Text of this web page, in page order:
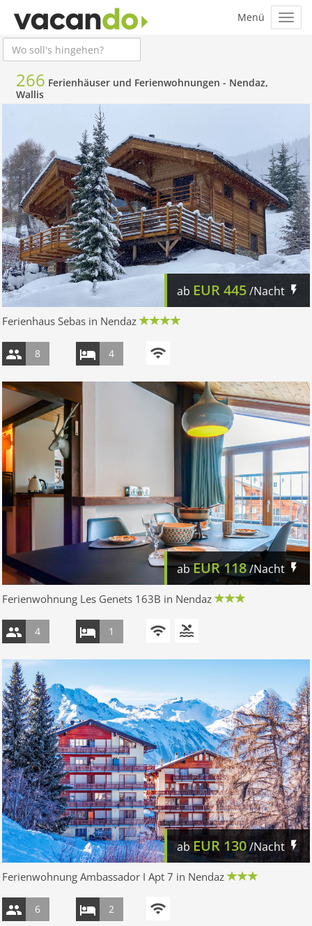
266 Ferienhäuser und Ferienwohnungen - Nendaz,
Wallis
ab EUR445/Nacht
Ferienhaus Sebas in Nendaz
8 4
abEUR118/Nacht
Ferienwohnung Les Genets 163B in Nendaz
4 1
abEUR 130/Nacht
Ferienwohnung Ambassador I Apt 7 in Nendaz
6 2